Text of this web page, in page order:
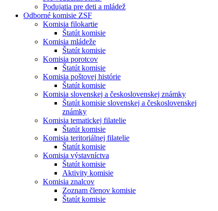
Podujatia pre deti a mládež
Odborné komisie ZSF
Komisia filokartie
Štatút komisie
Komisia mládeže
Štatút komisie
Komisia porotcov
Štatút komisie
Komisia poštovej histórie
Štatút komisie
Komisia slovenskej a československej známky
Štatút komisie slovenskej a československej
známky
Komisia tematickej filatelie
Štatút komisie
Komisia teritoriálnej filatelie
Štatút komisie
Komisia výstavníctva
Štatút komisie
Aktivity komisie
Komisia znalcov
Zoznam členov komisie
Štatút komisie